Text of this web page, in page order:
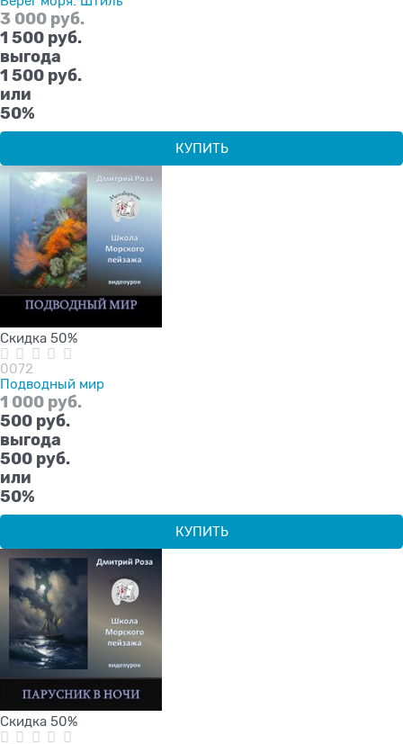
3 000 руб.
1 500 руб.
выгода
1 500 руб.
или
50%
КУПИТЬ
Скидка 50%
0072
Подводный мир
1 000 руб.
500 руб.
выгода
500 руб.
или
50%
КУПИТЬ
Скидка 50%